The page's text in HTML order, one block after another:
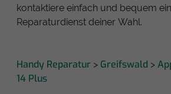
kontaktiere einfach und bequem
Reparaturdienst deiner Wahl.
Handy Reparatur > Greifswald >
14 Plus